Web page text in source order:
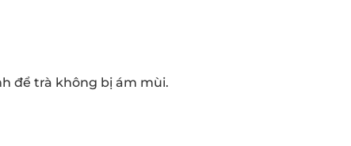
để trà không bị ám mùi.